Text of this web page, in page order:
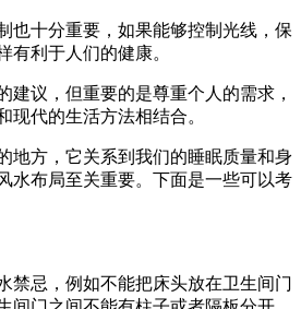
也十分重要，如果能够控制光线，保
有利于人们的健康。
建议，但重要的是尊重个人的需求，
现代的生活方法相结合。
地方，它关系到我们的睡眠质量和身
水布局至关重要。下面是一些可以考
禁忌，例如不能把床头放在卫生间门